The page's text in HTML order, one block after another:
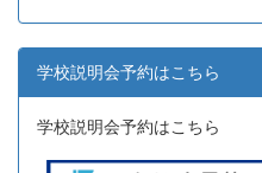
学校説明会予約はこちら
学校説明会予約はこちら